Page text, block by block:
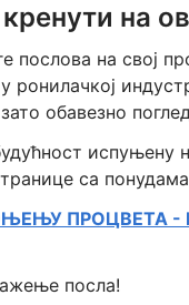
на
послова на свој
ронилачкој
обавезно
са понудама
ПРОЦВЕТА
посла!